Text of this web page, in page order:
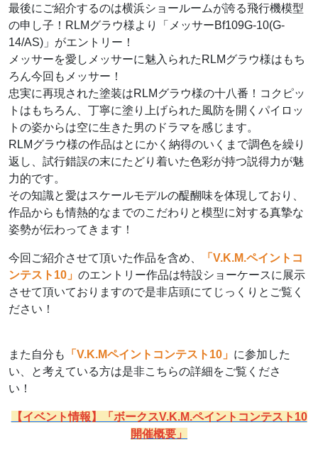
最後にご紹介するのは横浜ショールームが誇る飛行機模型
の申し子！RLMグラウ様より「メッサーBf109G-10(G-
14/AS)」がエントリー！
メッサーを愛しメッサーに魅入られたRLMグラウ様はもち
ろん今回もメッサー！
忠実に再現された塗装はRLMグラウ様の十八番！コクピッ
トはもちろん、丁寧に塗り上げられた風防を開くパイロッ
トの姿からは空に生きた男のドラマを感じます。
RLMグラウ様の作品はとにかく納得のいくまで調色を繰り
返し、試行錯誤の末にたどり着いた色彩が持つ説得力が魅
力的です。
その知識と愛はスケールモデルの醍醐味を体現しており、
作品からも情熱的なまでのこだわりと模型に対する真摯な
姿勢が伝わってきます！
今回ご紹介させて頂いた作品を含め、
「V.K.M.ペイントコ
ンテスト10」 のエントリー作品は特設ショーケースに展示
させて頂いておりますので是非店頭にてじっくりとご覧く
ださい！
また自分も 「V.K.Mペイントコンテスト10」 に参加した
い、と考えている方は是非こちらの詳細をご覧くださ
い！
【イベント情報】「ボークスV.K.M.ペイントコンテスト10
開催概要」